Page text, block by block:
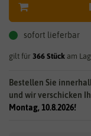
sofort lieferbar
gilt für 366 Stück am
Bestellen Sie
und wir verschicken
Montag, 10.8.2026!